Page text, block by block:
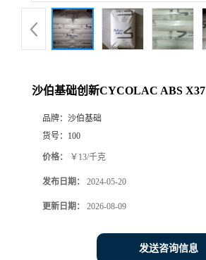
沙伯基础创新CYCOLAC ABS X37
品牌： 沙伯基础
货号： 100
价格： ￥13/千克
发布日期： 2024-05-20
更新日期： 2026-08-09
发送咨询信息